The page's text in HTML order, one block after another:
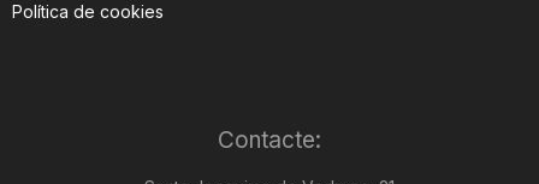
Política de cookies
Contacte: